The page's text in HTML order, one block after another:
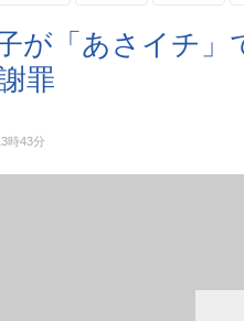
が「あさイチ」
罪
時43分